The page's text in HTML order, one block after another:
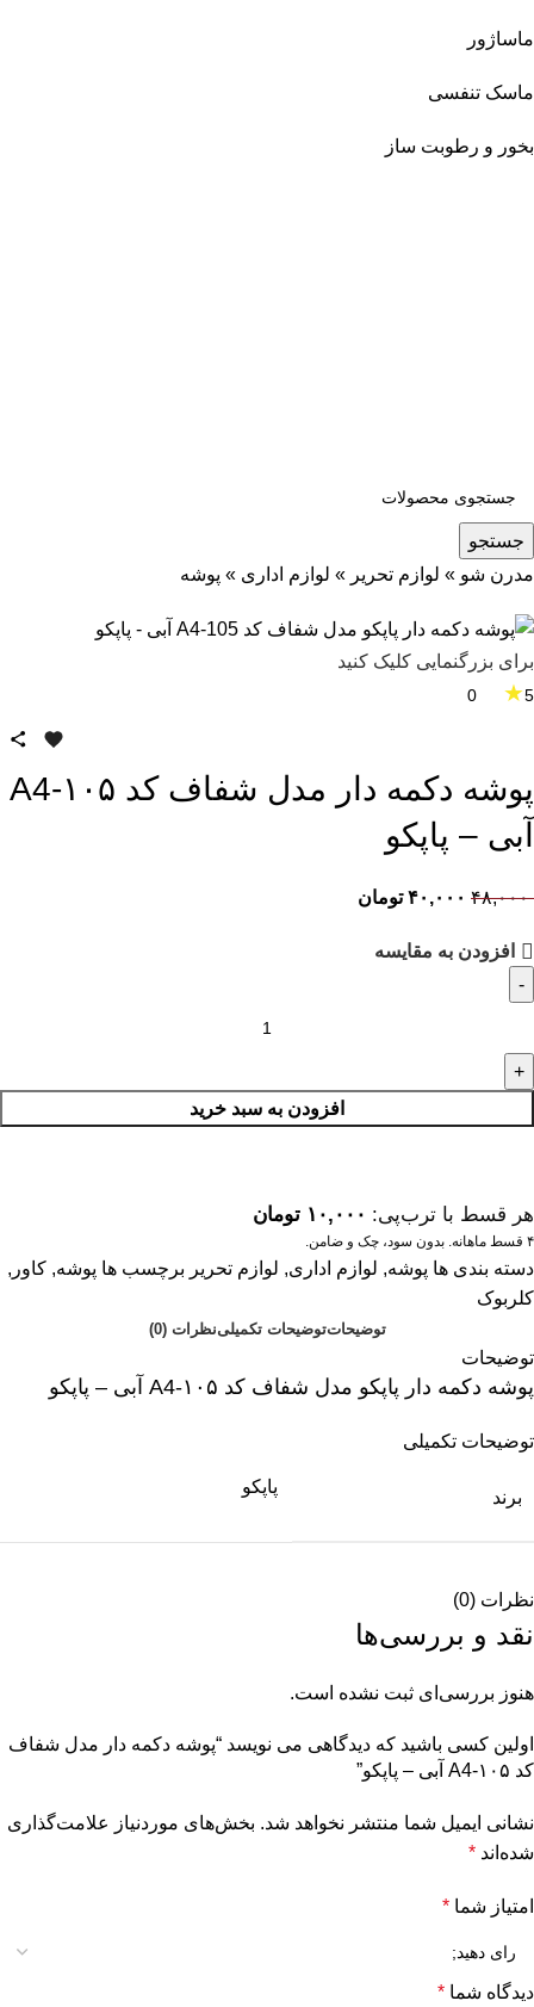
ماساژور
ماسک تنفسی
بخور و رطوبت ساز
جستجو
مدرن شو » لوازم تحریر » لوازم اداری » پوشه
برای بزرگنمایی کلیک کنید
5
★
پوشه دکمه دار مدل شفاف کد ۱۰۵-A4
آبی – پاپکو
۴۸,۰۰۰ ۴۰,۰۰۰ تومان
افزودن به مقایسه
افزودن به سبد خرید
هر قسط با ترب‌پی: ۱۰,۰۰۰ تومان
۴ قسط ماهانه. بدون سود، چک و ضامن.
دسته بندی ها پوشه, لوازم اداری, لوازم تحریر برچسب ها پوشه, کاور ,
کلربوک
توضیحاتتوضیحات تکمیلینظرات (0)
توضیحات
پوشه دکمه دار پاپکو مدل شفاف کد ۱۰۵-A4 آبی – پاپکو
توضیحات تکمیلی
برند
پاپکو
نظرات (0)
نقد و بررسی‌ها
هنوز بررسی‌ای ثبت نشده است.
اولین کسی باشید که دیدگاهی می نویسد “پوشه دکمه دار مدل شفاف
کد ۱۰۵-A4 آبی – پاپکو”
نشانی ایمیل شما منتشر نخواهد شد. بخش‌های موردنیاز علامت‌گذاری
شده‌اند *
امتیاز شما *
دیدگاه شما *